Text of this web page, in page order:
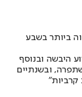
ביותר בשבע
היבשה ובנוסף
ובשנתיים
קרביות"